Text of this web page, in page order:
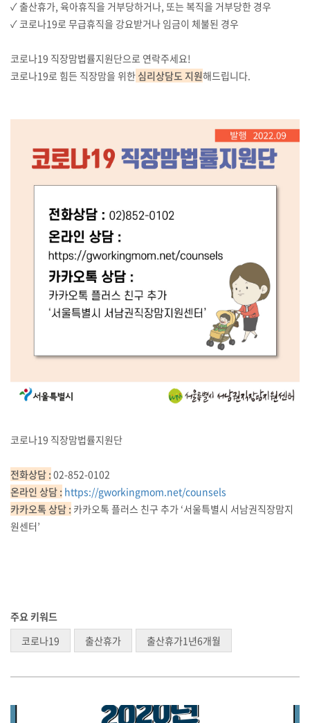
✓ 출산휴가, 육아휴직을 거부당하거나, 또는 복직을 거부당한 경우
✓ 코로나19로 무급휴직을 강요받거나 임금이 체불된 경우
코로나19 직장맘법률지원단으로 연락주세요!
코로나19로 힘든 직장맘을 위한 심리상담도 지원해드립니다.
코로나19 직장맘법률지원단
전화상담 : 02-852-0102
온라인 상담 : https://gworkingmom.net/counsels
카카오톡 상담 : 카카오톡 플러스 친구 추가 ‘서울특별시 서남권직장맘지
원센터’
주요 키워드
코로나19
출산휴가 출산휴가1년6개월